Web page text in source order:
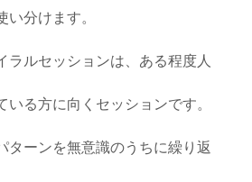
分けます。
ラルセッションは、ある程度人
いる方に向くセッションです。
ターンを無意識のうちに繰り返